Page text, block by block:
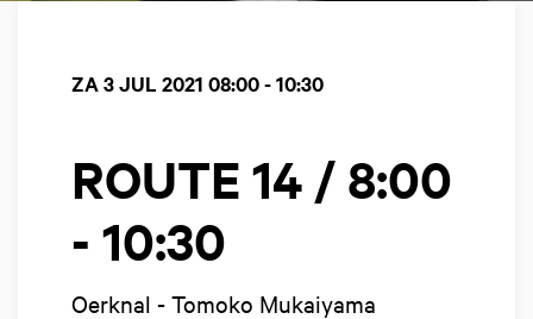
ROUTE 14 / 8:00
- 10:30
Oerknal - Tomoko Mukaiyama
ZA 3 JUL 2021 08:00 - 10:30